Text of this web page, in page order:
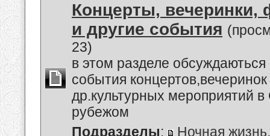
Концерты, вечеринки,
и другие события
23)
в этом разделе
события
др.культурных мероприятий
рубежом
Подразделы: Ночная жизнь